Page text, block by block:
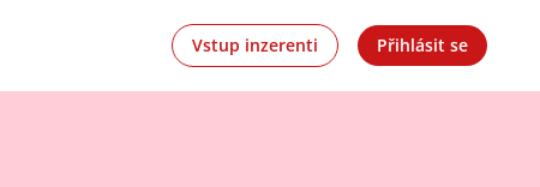
Vstup inzerenti Přihlásit se